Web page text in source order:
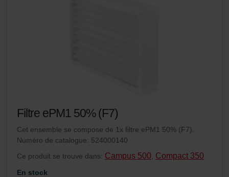
Filtre ePM1 50% (F7)
Cet ensemble se compose de 1x filtre ePM1 50% (F7).
Numéro de catalogue: 524000140
Ce produit se trouve dans: Campus 500 Compact 350
En stock